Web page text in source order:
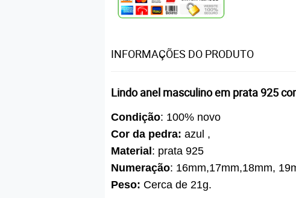
INFORMAÇÕES DO PRODUTO
Lindo anel masculino em prata 925
Condição: 100% novo
Cor da pedra: azul ,
Material : prata 925
Numeração: 16mm,17mm,18mm,
Peso: Cerca de 21g.